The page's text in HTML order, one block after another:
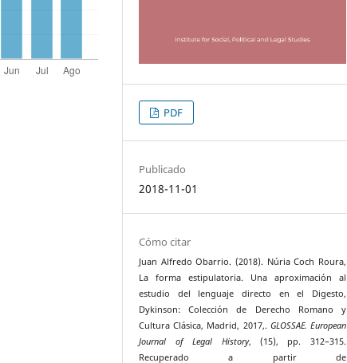
PDF
Publicado
2018-11-01
Cómo citar
Juan Alfredo Obarrio. (2018). Núria Coch Roura,
La forma estipulatoria. Una aproximación al
estudio del lenguaje directo en el Digesto,
Dykinson: Colección de Derecho Romano y
Cultura Clásica, Madrid, 2017,. GLOSSAE. European
Journal of Legal History, (15), pp. 312–315.
Recuperado a partir de